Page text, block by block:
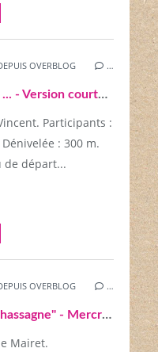
OVERBLOG …
"A la recherche du ... - Version courte" - Dimanche 12 juin 2022
Participants :
: 300 m.
de départ...
OVERBLOG …
"De Meursault à Chassagne" - Mercredi 09 juin 2022
Mairet.